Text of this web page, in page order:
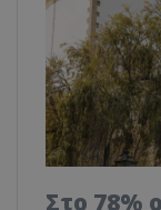
Στο 78%